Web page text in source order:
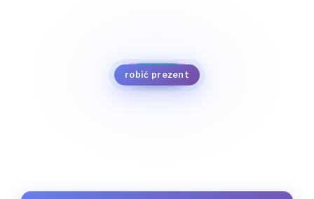
robić prezent
darować
nie szczędzić
obdarzać
oddawać
oddać
ofiarować
podarować
przebaczyć
przekazać
przekazywać
sprezentować